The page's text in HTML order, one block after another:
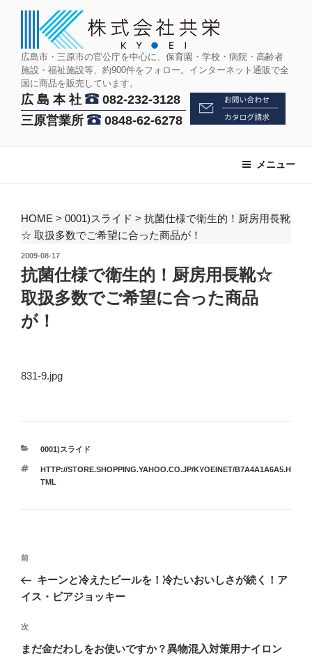
広島市・三原市の官公庁を中心に、保育園・学校・病院・高齢者
施設・福祉施設等、約900件をフォロー。インターネット通販で全
国に商品を販売しています。
広 島 本 社
082-232-3128
三原営業所
0848-62-6278
メニュー
HOME > 0001)スライド > 抗菌仕様で衛生的！厨房用長靴
☆ 取扱多数でご希望に合った商品が！
投
稿
日:
2009-08-17
抗菌仕様で衛生的！厨房用長靴☆
取扱多数でご希望に合った商品
が！
831-9.jpg
カ
ゴ
リ
0001)スライド
タ
グ
HTTP://STORE.SHOPPING.YAHOO.CO.JP/KYOEINET/B7A4A1A6A5.H
TML
投
ナ
ゲ
ー
前
の
投
前
キーンと冷えたビールを！冷たいおいしさが続く！ア
イス・ビアジョッキー
次
の
次
まだ金だわしをお使いですか？異物混入対策用ナイロン